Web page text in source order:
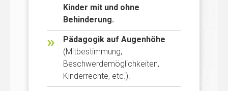
Kinder mit und ohne
Behinderung.
Pädagogik auf Augenhöhe
(Mitbestimmung,
Beschwerdemöglichkeiten,
Kinderrechte, etc.).